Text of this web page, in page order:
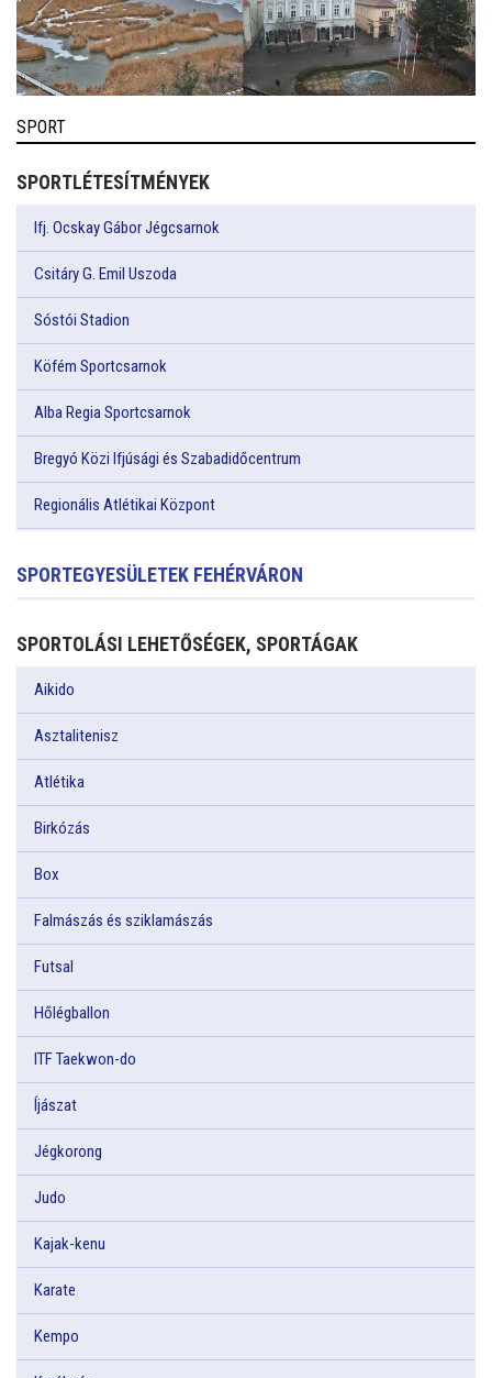
SPORT
SPORTLÉTESÍTMÉNYEK
Ifj. Ocskay Gábor Jégcsarnok
Csitáry G. Emil Uszoda
Sóstói Stadion
Köfém Sportcsarnok
Alba Regia Sportcsarnok
Bregyó Közi Ifjúsági és Szabadidőcentrum
Regionális Atlétikai Központ
SPORTEGYESÜLETEK FEHÉRVÁRON
SPORTOLÁSI LEHETŐSÉGEK, SPORTÁGAK
Aikido
Asztalitenisz
Atlétika
Birkózás
Box
Falmászás és sziklamászás
Futsal
Hőlégballon
ITF Taekwon-do
Íjászat
Jégkorong
Judo
Kajak-kenu
Karate
Kempo